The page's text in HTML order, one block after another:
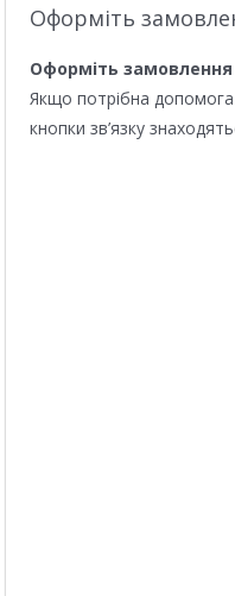
Оформіть
Оформіть замовлення
Якщо потрібна
кнопки зв’язку